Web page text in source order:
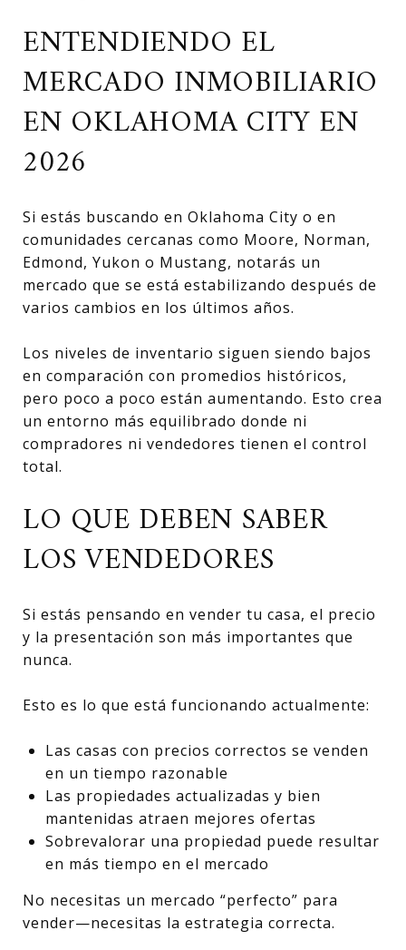
ENTENDIENDO EL
MERCADO INMOBILIARIO
EN OKLAHOMA CITY EN
2026
Si estás buscando en Oklahoma City o en
comunidades cercanas como Moore, Norman,
Edmond, Yukon o Mustang, notarás un
mercado que se está estabilizando después de
varios cambios en los últimos años.
Los niveles de inventario siguen siendo bajos
en comparación con promedios históricos,
pero poco a poco están aumentando. Esto crea
un entorno más equilibrado donde ni
compradores ni vendedores tienen el control
total.
LO QUE DEBEN SABER
LOS VENDEDORES
Si estás pensando en vender tu casa, el precio
y la presentación son más importantes que
nunca.
Esto es lo que está funcionando actualmente:
Las casas con precios correctos se venden
en un tiempo razonable
Las propiedades actualizadas y bien
mantenidas atraen mejores ofertas
Sobrevalorar una propiedad puede resultar
en más tiempo en el mercado
No necesitas un mercado “perfecto” para
vender—necesitas la estrategia correcta.